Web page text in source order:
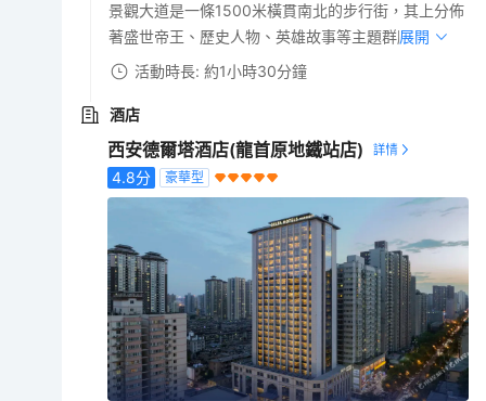
景觀大道是一條1500米橫貫南北的步行街，其上分佈
著盛世帝王、歷史人物、英雄故事等主題群雕。
展開
活動時長: 約1小時30分鐘
酒店
西安德爾塔酒店(龍首原地鐵站店)
4.8分 豪華型